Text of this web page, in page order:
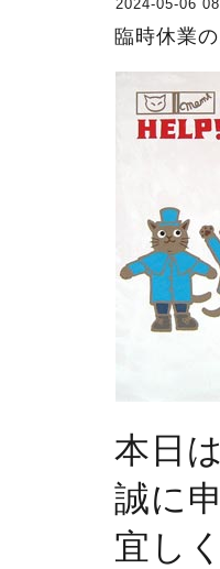
2024-05-06
臨時休業
本日
誠に
宜し